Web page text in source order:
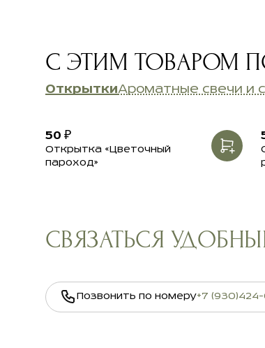
С ЭТИМ ТОВАРОМ
ОткрыткиАроматные свечи и
Открытка «Цветочный
пароход»
50 ₽
СВЯЗАТЬСЯ
Позвонить по номеру+7